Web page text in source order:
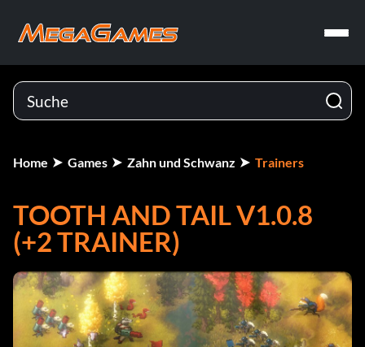
Home Games Zahn und Schwanz Trainers
TOOTH AND TAIL V1.0.8
(+2 TRAINER)